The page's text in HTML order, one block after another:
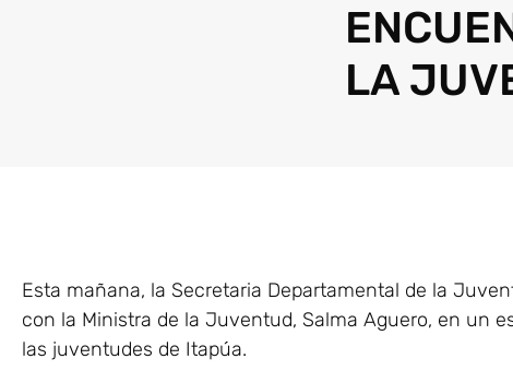
LA
Esta mañana, la Secretaria Departamental de la
con la Ministra de la Juventud, Salma Aguero, en un
las juventudes de Itapúa.